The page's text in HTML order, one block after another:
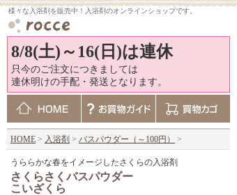
様々な入浴剤を販売中！入浴剤のオンラインショップです。
8/8(土)～16(日)は連休
只今のご注文につきましては
連休明けの手配・発送となります。
HOME > 入浴剤 > バスパウダー（～100円） >
うららかな春をイメージしたさくらの入浴剤
さくらさくバスパウダー
こいざくら